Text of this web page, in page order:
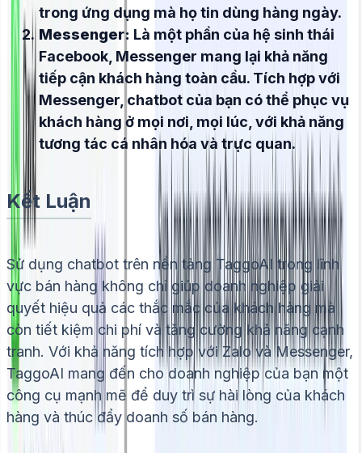
trong ứng dụng mà họ tin dùng hàng ngày.
Messenger: Là một phần của hệ sinh thái
Facebook, Messenger mang lại khả năng
tiếp cận khách hàng toàn cầu. Tích hợp với
Messenger, chatbot của bạn có thể phục vụ
khách hàng ở mọi nơi, mọi lúc, với khả năng
tương tác cá nhân hóa và trực quan.
Kết Luận
Sử dụng chatbot trên nền tảng TaggoAI trong lĩnh
vực bán hàng không chỉ giúp doanh nghiệp giải
quyết hiệu quả các thắc mắc của khách hàng mà
còn tiết kiệm chi phí và tăng cường khả năng cạnh
tranh. Với khả năng tích hợp với Zalo và Messenger,
TaggoAI mang đến cho doanh nghiệp của bạn một
công cụ mạnh mẽ để duy trì sự hài lòng của khách
hàng và thúc đẩy doanh số bán hàng.